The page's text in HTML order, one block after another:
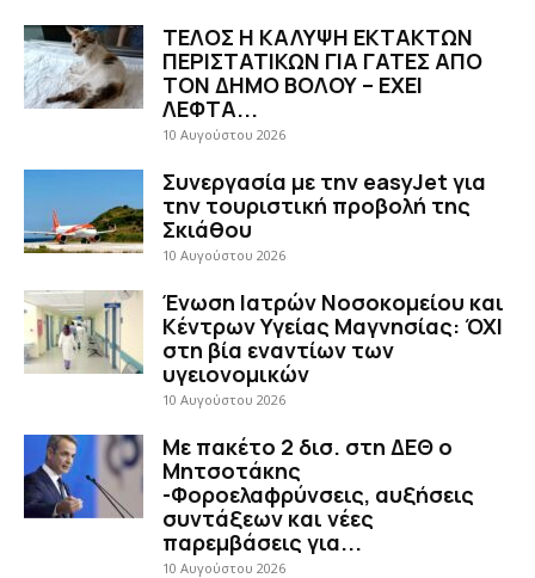
ΤΕΛΟΣ Η ΚΑΛΥΨΗ ΕΚΤΑΚΤΩΝ
ΠΕΡΙΣΤΑΤΙΚΩΝ ΓΙΑ ΓΑΤΕΣ ΑΠΟ
ΤΟΝ ΔΗΜΟ ΒΟΛΟΥ – ΕΧΕΙ
ΛΕΦΤΑ...
10 Αυγούστου 2026
Συνεργασία με την easyJet για
την τουριστική προβολή της
Σκιάθου
10 Αυγούστου 2026
Ένωση Ιατρών Νοσοκομείου και
Κέντρων Υγείας Μαγνησίας: ΌΧΙ
στη βία εναντίων των
υγειονομικών
10 Αυγούστου 2026
Με πακέτο 2 δισ. στη ΔΕΘ ο
Μητσοτάκης
-Φοροελαφρύνσεις, αυξήσεις
συντάξεων και νέες
παρεμβάσεις για...
10 Αυγούστου 2026